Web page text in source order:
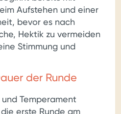
Aufstehen und einer
bevor es nach
Hektik zu vermeiden
Stimmung und
der Runde
Temperament
erste Runde am